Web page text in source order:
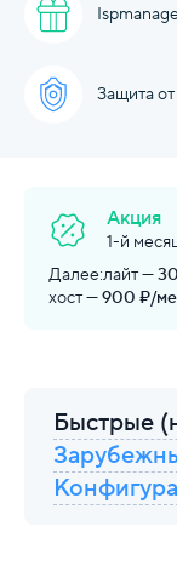
Защита
Акция
1-й
Далее:лайт —
хост —900 ₽/
Быстрые